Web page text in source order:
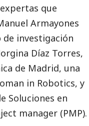
que
Armayones
investigación
Díaz Torres,
de Madrid, una
in Robotics, y
Soluciones en
manager (PMP).